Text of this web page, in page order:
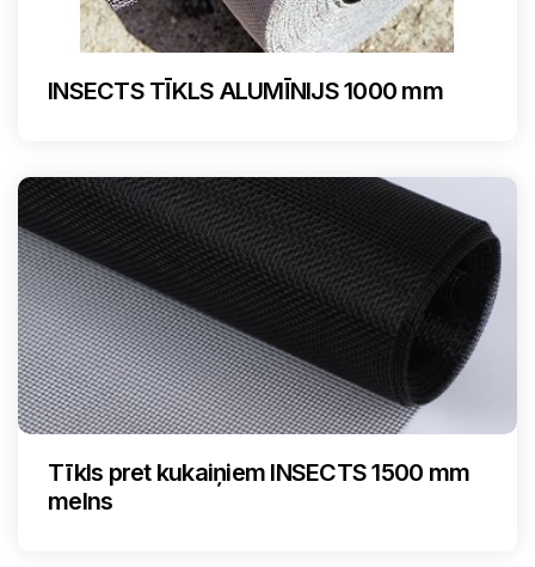
INSECTS TĪKLS ALUMĪNIJS 1000 mm
Tīkls pret kukaiņiem INSECTS 1500 mm
melns